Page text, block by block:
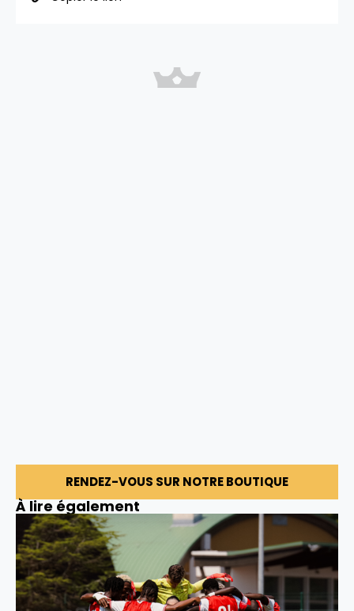
RENDEZ-VOUS SUR NOTRE BOUTIQUE
À lire également